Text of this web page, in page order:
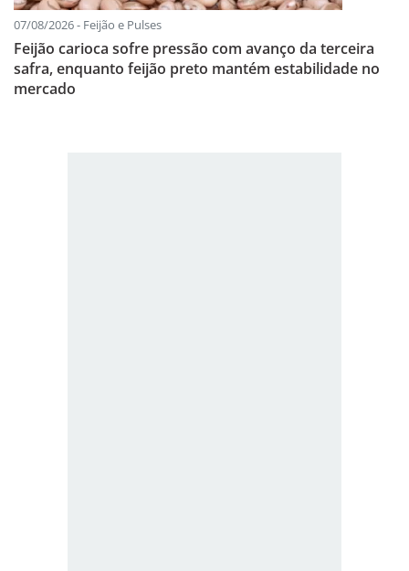
07/08/2026 - Feijão e Pulses
Feijão carioca sofre pressão com avanço da terceira
safra, enquanto feijão preto mantém estabilidade no
mercado